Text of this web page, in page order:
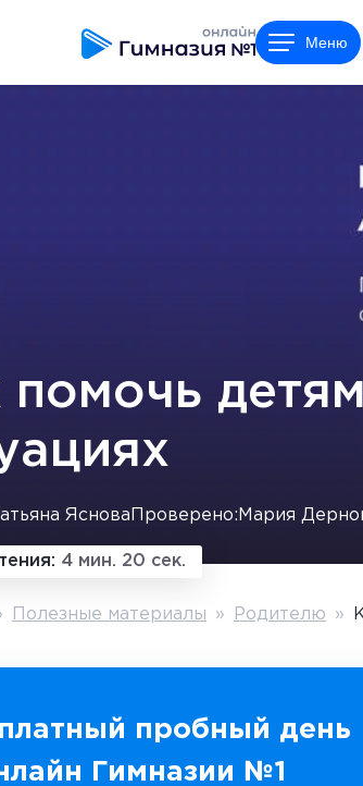
Меню
помочь
Яснова Проверено: Мария
4 мин. 20 сек.
Полезные материалы » Родителю »
пробный день
Гимназии №1